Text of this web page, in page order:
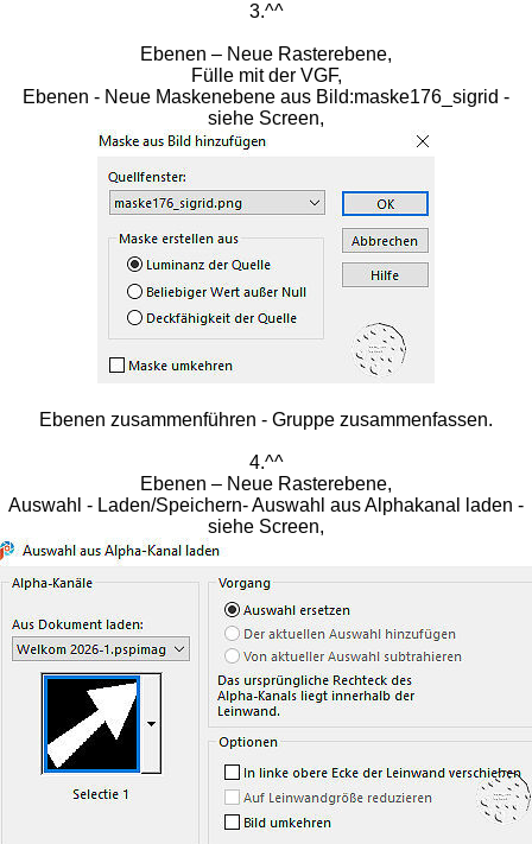
3.^^
Ebenen – Neue Rasterebene,
Fülle mit der VGF,
Ebenen - Neue Maskenebene aus Bild:maske176_sigrid -
siehe Screen,
Ebenen zusammenführen - Gruppe zusammenfassen.
4.^^
Ebenen – Neue Rasterebene,
Auswahl - Laden/Speichern- Auswahl aus Alphakanal laden -
siehe Screen,